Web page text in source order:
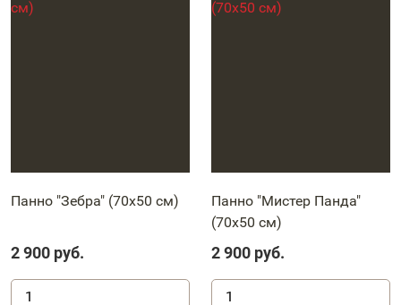
Панно "Зебра" (70х50 см)
2 900 руб.
Панно "Мистер Панда"
(70х50 см)
2 900 руб.